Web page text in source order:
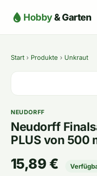
Hobby& Garten
Start › Produkte › Unkraut
NEUDORFF
Neudorff
PLUS von 500
15,89 €